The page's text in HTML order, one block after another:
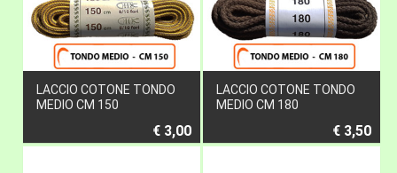
LACCIO COTONE TONDO
MEDIO CM 150
€ 3,00
LACCIO COTONE TONDO
MEDIO CM 180
€ 3,50